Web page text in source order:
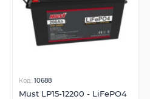
Код: 10688
Must LP15-12200 - LiFePO4